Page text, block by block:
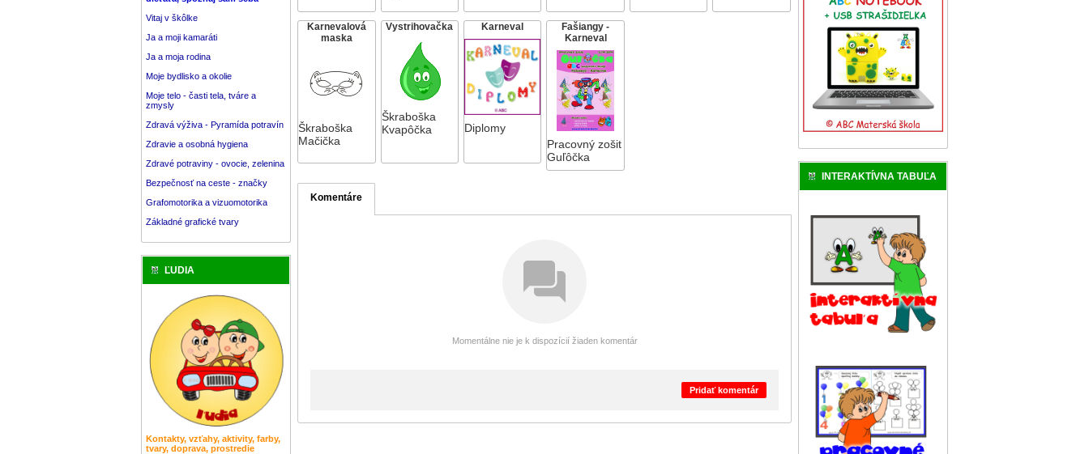
Vitaj v škôlke
Ja a moji kamaráti
Ja a moja rodina
Moje bydlisko a okolie
Moje telo - časti tela, tváre a
zmysly
Zdravá výživa - Pyramída potravín
Zdravie a osobná hygiena
Zdravé potraviny - ovocie, zelenina
Bezpečnosť na ceste - značky
Grafomotorika a vizuomotorika
Základné grafické tvary
ĽUDIA
Kontakty, vzťahy, aktivity, farby,
tvary, doprava, prostredie
INTERAKTÍVNA TABUĽA
Karnevalová
maska
Škraboška
Mačička
Vystrihovačka
Škraboška
Kvapôčka
Karneval
Diplomy
Fašiangy -
Karneval
Pracovný zošit
Guľôčka
Komentáre
Momentálne nie je k dispozícií žiaden komentár
Pridať komentár